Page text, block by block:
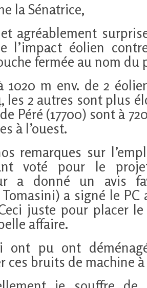
la Sénatrice,
agréablement
l’impact éolien
fermée au nom du
1020 m env. de 2
les 2 autres sont plus
Péré (17700) sont à
à l’ouest.
remarques sur
voté pour le
a donné un avis
a signé le PC
juste pour placer
affaire.
ont pu ont
ces bruits de machine